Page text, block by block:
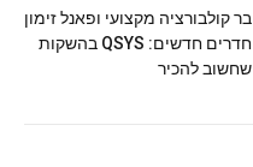
בר קולבורציה מקצועי ופאנל זימון
חדרים חדשים: QSYS בהשקות
שחשוב להכיר